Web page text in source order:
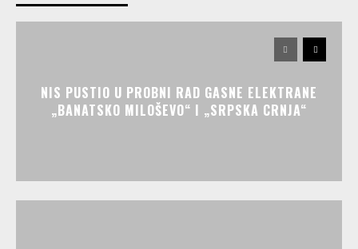
NIS PUSTIO U PROBNI RAD GASNE ELEKTRANE
„BANATSKO MILOŠEVO“ I „SRPSKA CRNJA“